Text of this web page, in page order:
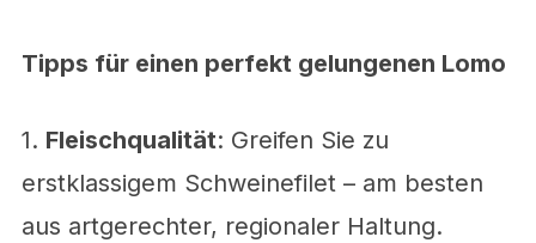
Tipps für einen perfekt gelungenen Lomo
1. Fleischqualität: Greifen Sie zu
erstklassigem Schweinefilet – am besten
aus artgerechter, regionaler Haltung.